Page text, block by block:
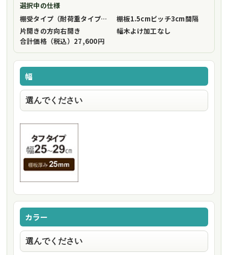
選択中の仕様
棚受タイプ（耐荷重タイプ）
フリーストップ棚受（標準仕様）
棚板1.5cmピッチ3cm間隔
片開きの方向右開き 幅木よけ加工なし
合計価格（税込） 27,600円
幅
カラー